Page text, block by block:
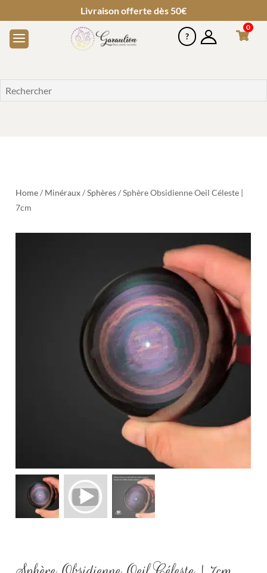
Livraison offerte dès 50€
0
Home/ Minéraux/Sphères/ Sphère Obsidienne Oeil Céleste |
7cm